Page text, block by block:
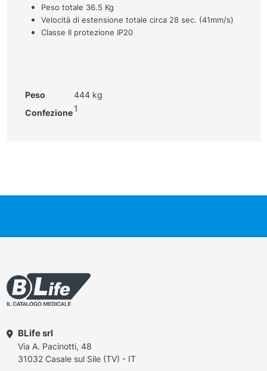
Peso totale 36.5 Kg
Velocità di estensione totale circa 28 sec. (41mm/s)
Classe II protezione IP20
Peso
444 kg
Confezione 1
BLife srl
Via A. Pacinotti, 48
31032 Casale sul Sile (TV) - IT